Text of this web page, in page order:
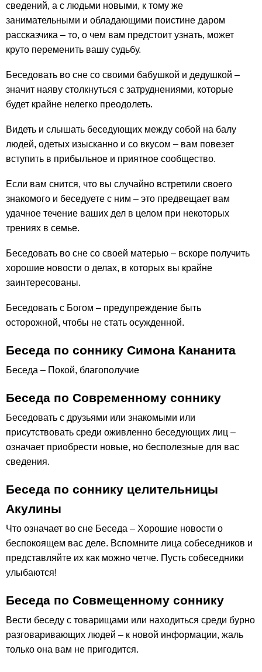
сведений, а с людьми новыми, к тому же
занимательными и обладающими поистине даром
рассказчика – то, о чем вам предстоит узнать, может
круто переменить вашу судьбу.
Беседовать во сне со своими бабушкой и дедушкой –
значит наяву столкнуться с затруднениями, которые
будет крайне нелегко преодолеть.
Видеть и слышать беседующих между собой на балу
людей, одетых изысканно и со вкусом – вам повезет
вступить в прибыльное и приятное сообщество.
Если вам снится, что вы случайно встретили своего
знакомого и беседуете с ним – это предвещает вам
удачное течение ваших дел в целом при некоторых
трениях в семье.
Беседовать во сне со своей матерью – вскоре получить
хорошие новости о делах, в которых вы крайне
заинтересованы.
Беседовать с Богом – предупреждение быть
осторожной, чтобы не стать осужденной.
Беседа по соннику Симона Кананита
Беседа – Покой, благополучие
Беседа по Современному соннику
Беседовать с друзьями или знакомыми или
присутствовать среди оживленно беседующих лиц –
означает приобрести новые, но бесполезные для вас
сведения.
Беседа по соннику целительницы
Акулины
Что означает во сне Беседа – Хорошие новости о
беспокоящем вас деле. Вспомните лица собеседников и
представляйте их как можно четче. Пусть собеседники
улыбаются!
Беседа по Совмещенному соннику
Вести беседу с товарищами или находиться среди бурно
разговаривающих людей – к новой информации, жаль
только она вам не пригодится.